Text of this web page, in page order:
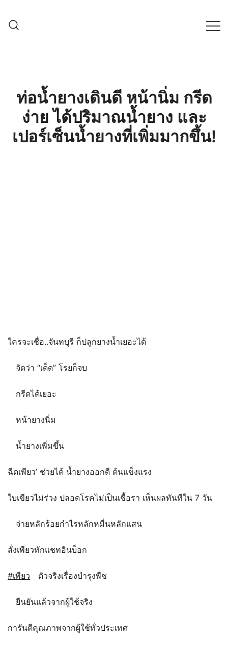
content
พร้อมดูแลพืชอย่างครบวงจร
ท่อน้ำยางเดินดี หน้านิ่ม กรีด
ง่าย ได้ปริมาณน้ำยาง และ
เปอร์เซ็นน้ำยางที่เพิ่มมากขึ้น!
ใครจะเชื่อ..จันทบุรี ก็ปลูกยางน้ำเยอะได้
จัดว่า “เด็ด” โรยก็จบ
กรีดได้เยอะ
หน้ายางนิ่ม
น้ำยางเพิ่มขึ้น
ฉีดเพียว’ ช่วยได้ น้ำยางออกดี ต้นแข็งแรง
ใบเขียวไม่ร่วง ปลอดโรคไม่เป็นเชื้อรา เห็นผลทันทีใน 7 วัน
จ่ายหลักร้อยกำไรหลักหมื่นหลักแสน
สั่งเพียวทักแชทอินบ็อก
#เพียว ตัวจริงเรื่องบำรุงพืช
ยืนยันแล้วจากผู้ใช้จริง
การันตีคุณภาพจากผู้ใช้ทั่วประเทศ